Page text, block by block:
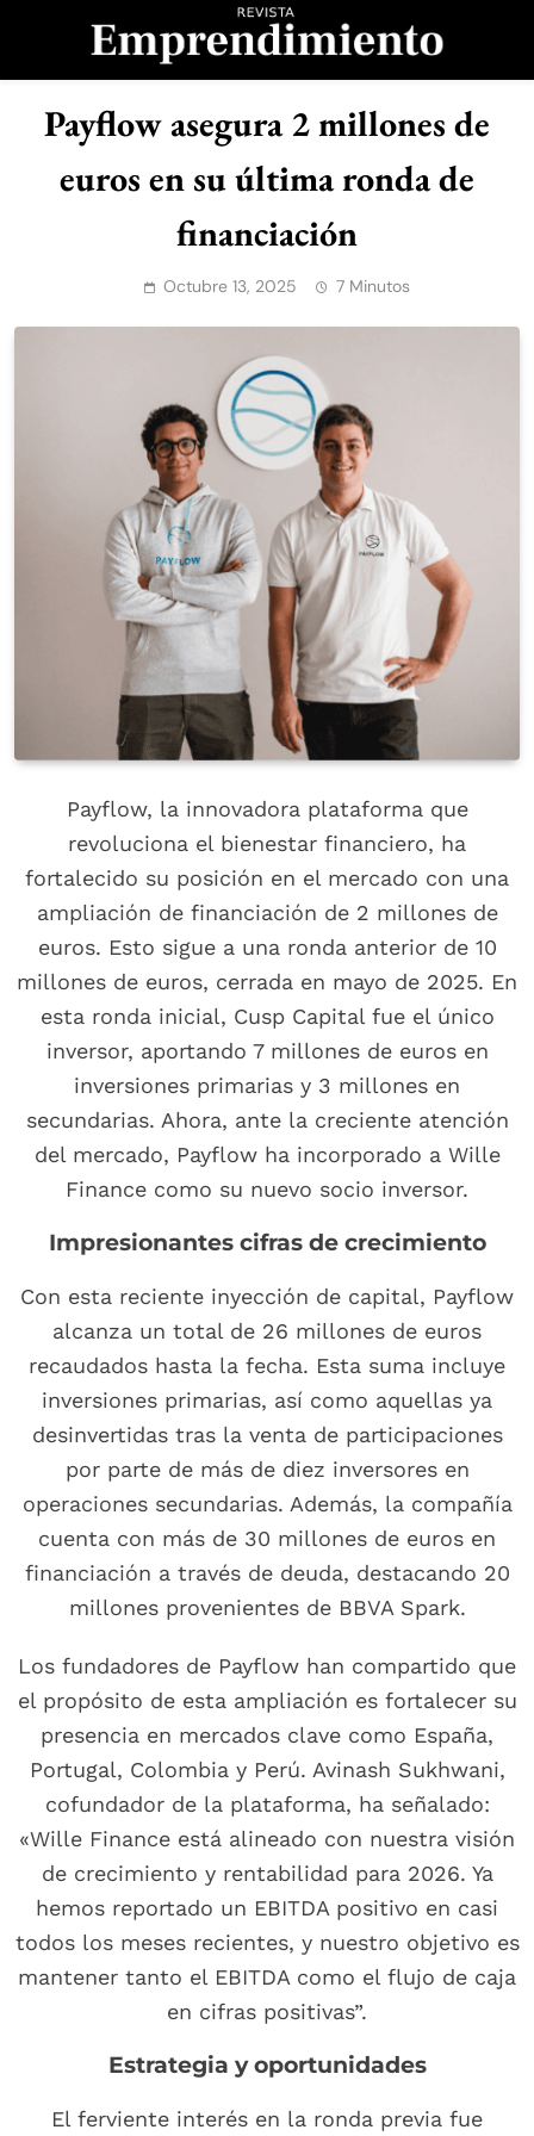
Revista
Emprendimiento
Payflow asegura 2 millones de
euros en su última ronda de
financiación
Octubre 13, 2025 7 Minutos
Payflow, la innovadora plataforma que
revoluciona el bienestar financiero, ha
fortalecido su posición en el mercado con una
ampliación de financiación de 2 millones de
euros. Esto sigue a una ronda anterior de 10
millones de euros, cerrada en mayo de 2025. En
esta ronda inicial, Cusp Capital fue el único
inversor, aportando 7 millones de euros en
inversiones primarias y 3 millones en
secundarias. Ahora, ante la creciente atención
del mercado, Payflow ha incorporado a Wille
Finance como su nuevo socio inversor.
Impresionantes cifras de crecimiento
Con esta reciente inyección de capital, Payflow
alcanza un total de 26 millones de euros
recaudados hasta la fecha. Esta suma incluye
inversiones primarias, así como aquellas ya
desinvertidas tras la venta de participaciones
por parte de más de diez inversores en
operaciones secundarias. Además, la compañía
cuenta con más de 30 millones de euros en
financiación a través de deuda, destacando 20
millones provenientes de BBVA Spark.
Los fundadores de Payflow han compartido que
el propósito de esta ampliación es fortalecer su
presencia en mercados clave como España,
Portugal, Colombia y Perú. Avinash Sukhwani,
cofundador de la plataforma, ha señalado:
«Wille Finance está alineado con nuestra visión
de crecimiento y rentabilidad para 2026. Ya
hemos reportado un EBITDA positivo en casi
todos los meses recientes, y nuestro objetivo es
mantener tanto el EBITDA como el flujo de caja
en cifras positivas”.
Estrategia y oportunidades
El ferviente interés en la ronda previa fue